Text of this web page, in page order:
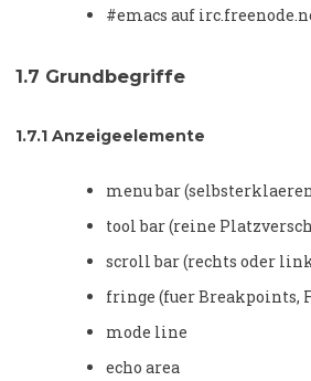
#emacs auf
1.7 Grundbegriffe
1.7.1 Anzeigeelemente
menu bar
tool bar (reine
scroll bar (rechts oder
fringe (fuer Breakpoints,
mode line
echo area